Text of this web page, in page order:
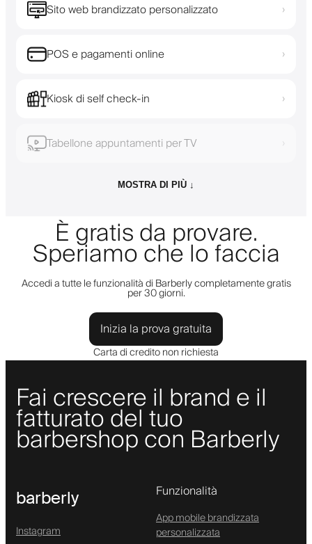
Sito web brandizzato personalizzato ›
POS e pagamenti online ›
Kiosk di self check-in ›
Tabellone appuntamenti per TV ›
MOSTRA DI PIÙ ↓
È gratis da provare.
Speriamo che lo faccia
Accedi a tutte le funzionalità di Barberly completamente gratis
per 30 giorni.
Inizia la prova gratuita
Carta di credito non richiesta
Fai crescere il brand e il
fatturato del tuo
barbershop con Barberly
barberly
Instagram
Funzionalità
App mobile brandizzata
personalizzata